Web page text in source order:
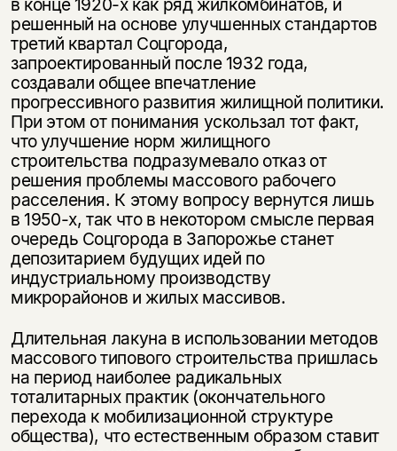
в конце 1920-х как ряд жилкомбинатов, и
решенный на основе улучшенных стандартов
третий квартал Соцгорода,
запроектированный после 1932 года,
создавали общее впечатление
прогрессивного развития жилищной политики.
При этом от понимания ускользал тот факт,
что улучшение норм жилищного
строительства подразумевало отказ от
решения проблемы массового рабочего
расселения. К этому вопросу вернутся лишь
в 1950-х, так что в некотором смысле первая
очередь Соцгорода в Запорожье станет
депозитарием будущих идей по
индустриальному производству
микрорайонов и жилых массивов.
Длительная лакуна в использовании методов
массового типового строительства пришлась
на период наиболее радикальных
тоталитарных практик (окончательного
перехода к мобилизационной структуре
общества), что естественным образом ставит